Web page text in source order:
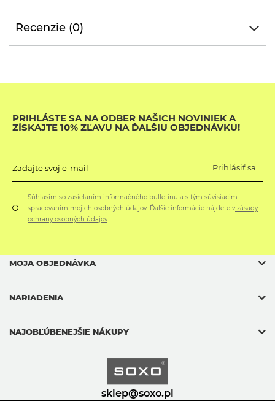
Recenzie (0)
PRIHLÁSTE SA NA ODBER NAŠICH NOVINIEK A
ZÍSKAJTE 10% ZĽAVU NA ĎALŠIU OBJEDNÁVKU!
Zadajte svoj e-mail Prihlásiť sa
Súhlasím so zasielaním informačného bulletinu a s tým súvisiacim
spracovaním mojich osobných údajov. Ďalšie informácie nájdete vzásady
ochrany osobných údajov
sklep@soxo.pl
MOJA OBJEDNÁVKA
NARIADENIA
NAJOBĽÚBENEJŠIE NÁKUPY